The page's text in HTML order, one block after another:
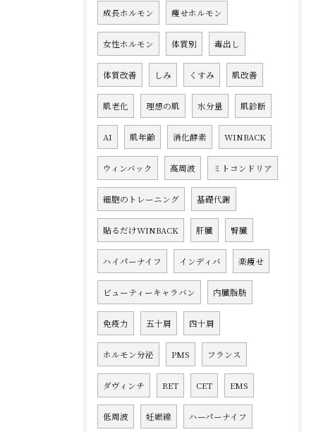
成長ホルモン 痩せホルモン
女性ホルモン 体質別 毒出し
体質改善 しみ くすみ 肌改善
肌老化 理想の肌 水分量 肌診断
AI 肌年齢 消化酵素 WINBACK
ウィンバック 高周波 ミトコンドリア
細胞のトレーニング 基礎代謝
貼るだけWINBACK 肝臓 腎臓
ハイパーナイフ インディバ 楽痩せ
ビューティーキャラバン 内臓脂肪
免疫力 五十肩 四十肩
ホルモン分泌 PMS フランス
ダヴィンチ RET CET EMS
低周波 妊娠線 ハーパーナイフ